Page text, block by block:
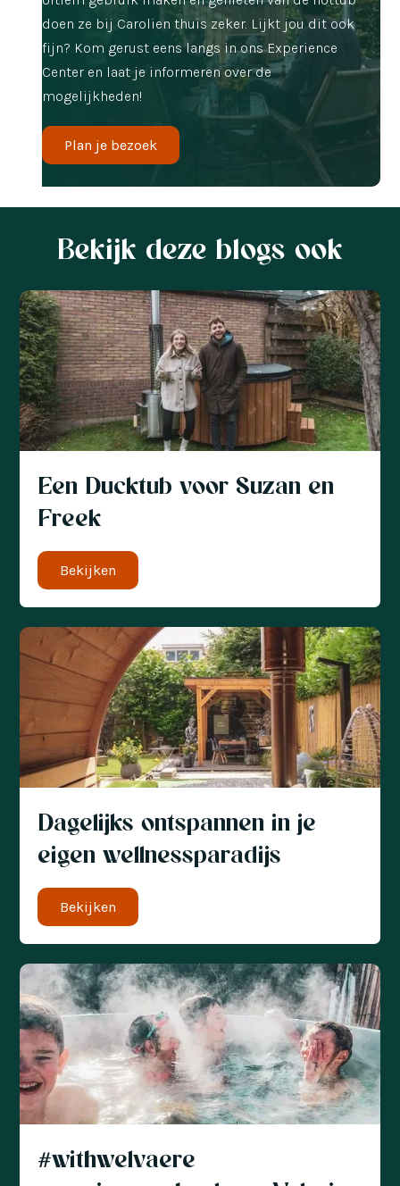
doen ze bij Carolien thuis zeker. Lijkt jou dit ook
fijn? Kom gerust eens langs in ons Experience
Center en laat je informeren over de
mogelijkheden!
Plan je bezoek
Bekijk deze blogs ook
Een Ducktub voor Suzan en
Freek
Bekijken
Dagelijks ontspannen in je
eigen wellnessparadijs
Bekijken
#withwelvaere